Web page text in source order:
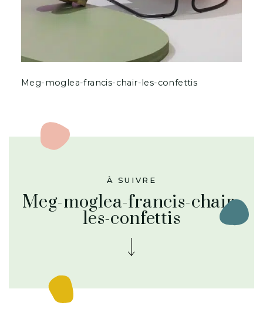
Meg-moglea-francis-chair-les-confettis
À SUIVRE
Meg-moglea-francis-chair-
les-confettis